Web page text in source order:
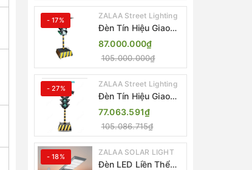
IP65 Cao Cấp
- 17% ZALAA Street Lighting
Đèn Tín Hiệu Giao
Thông Di Động Năng
Lượng Mặt Trời
ZALAA ZL-300A-D
87.000.000₫
105.000.000₫
- 27% ZALAA Street Lighting
Đèn Tín Hiệu Giao
Thông Di Động Năng
Lượng Mặt Trời
ZALAA ZL-409300C
77.063.591₫
105.086.715₫
- 18% ZALAA SOLAR LIGHT
Đèn LED Liền Thể